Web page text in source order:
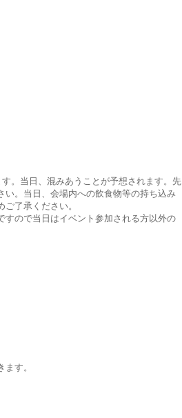
。当日、混みあうことが予想されます。先
。当日、会場内への飲食物等の持ち込み
了承ください。
すので当日はイベント参加される方以外の
す。